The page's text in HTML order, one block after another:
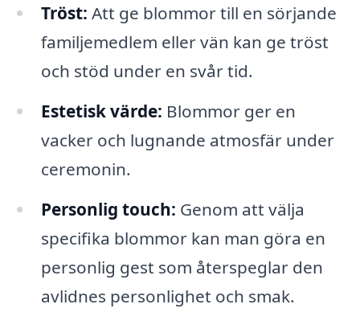
Tröst: Att ge blommor till en sörjande
familjemedlem eller vän kan ge tröst
och stöd under en svår tid.
Estetisk värde: Blommor ger en
vacker och lugnande atmosfär under
ceremonin.
Personlig touch: Genom att välja
specifika blommor kan man göra en
personlig gest som återspeglar den
avlidnes personlighet och smak.